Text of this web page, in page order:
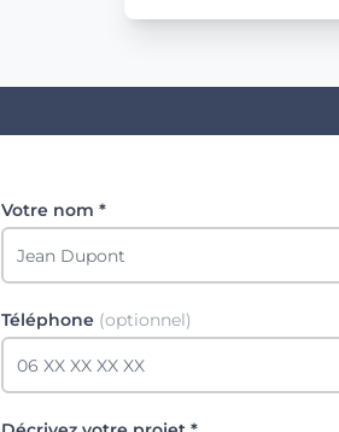
Votre nom *
Téléphone (optionnel)